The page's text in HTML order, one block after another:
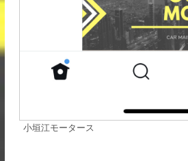
小垣江モータース